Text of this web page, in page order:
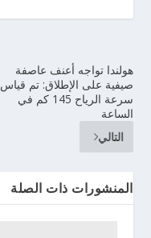
هولندا تواجه أعنف عاصفة
صيفية على الإطلاق: تم قياس
سرعة الرياح 145 كم في
الساعة
التالي
المنشورات ذات الصلة